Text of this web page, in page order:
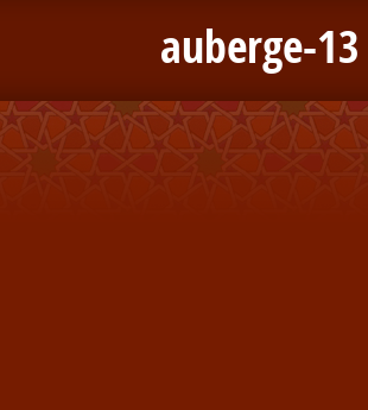
auberge-13